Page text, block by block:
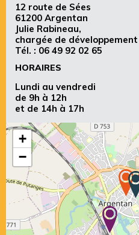
12 route de Sées
61200 Argentan
Julie Rabineau,
chargée de
Tél. : 06 49 92 02 65
HORAIRES
Lundi au vendredi
de 9h à 12h
et de 14h à 17h
+
−